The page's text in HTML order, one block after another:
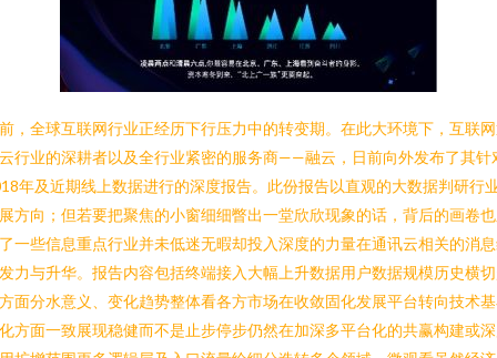
，全球互联网行业正经历下行压力中的转变期。在此大环境下，互联
行业的深耕者以及全行业紧密的服务商——融云，日前向外发布了其针
年及近期线上数据进行的深度报告。此份报告以直观的大数据判研行
方向；但若要把聚焦的小窗细细瞥出一堂欣欣现象的话，背后的画卷
一些信息重点行业并未低迷无暇却投入深度的力量在通讯云相关的消
力与升华。报告内容包括终端接入大幅上升数据用户数据规模历史横
面分水意义、变化趋势整体看各方市场在收敛固化发展平台转向技术
方面一致展现稳健而不是止步停步仍然在加深多平台化的共赢构建或